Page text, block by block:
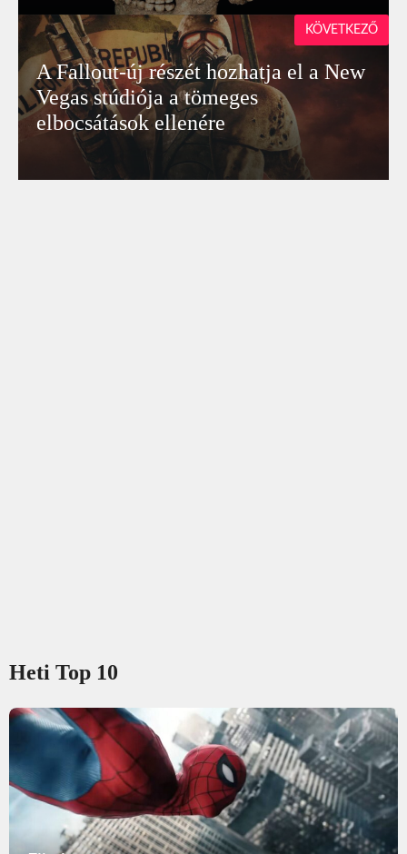
A Fallout-új részét hozhatja el a New
Vegas stúdiója a tömeges
elbocsátások ellenére
KÖVETKEZŐ
Heti Top 10